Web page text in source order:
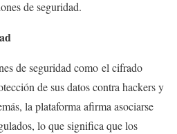
de seguridad.
de seguridad como el cifrado
de sus datos contra hackers y
la plataforma afirma asociarse
lo que significa que los